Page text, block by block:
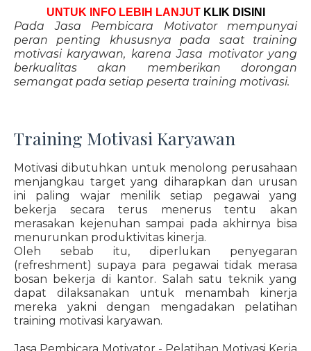
UNTUK INFO LEBIH LANJUT KLIK DISINI
Pada Jasa Pembicara Motivator mempunyai
peran penting khususnya pada saat training
motivasi karyawan, karena Jasa motivator yang
berkualitas akan memberikan dorongan
semangat pada setiap peserta training motivasi.
Training Motivasi Karyawan
Motivasi dibutuhkan untuk menolong perusahaan
menjangkau target yang diharapkan dan urusan
ini paling wajar menilik setiap pegawai yang
bekerja secara terus menerus tentu akan
merasakan kejenuhan sampai pada akhirnya bisa
menurunkan produktivitas kinerja.
Oleh sebab itu, diperlukan penyegaran
(refreshment) supaya para pegawai tidak merasa
bosan bekerja di kantor. Salah satu teknik yang
dapat dilaksanakan untuk menambah kinerja
mereka yakni dengan mengadakan pelatihan
training motivasi karyawan.